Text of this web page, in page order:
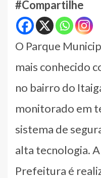
#Compartilhe
O Parque
mais conhecido
no bairro do
monitorado em
sistema de
alta tecnologia.
Prefeitura é